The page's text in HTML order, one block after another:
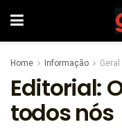
Home Informação Geral
Editorial:
todos nós